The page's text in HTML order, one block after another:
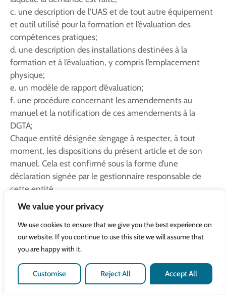
We value your privacy
We use cookies to ensure that we give you the best experience on
our website. If you continue to use this site we will assume that
you are happy with it.
Customise Reject All Accept All
c. une description de l’UAS et de tout autre équipement
et outil utilisé pour la formation et l’évaluation des
compétences pratiques;
d. une description des installations destinées à la
formation et à l’évaluation, y compris l’emplacement
physique;
e. un modèle de rapport d’évaluation;
f. une procédure concernant les amendements au
manuel et la notification de ces amendements à la
DGTA;
Chaque entité désignée s’engage à respecter, à tout
moment, les dispositions du présent article et de son
manuel. Cela est confirmé sous la forme d’une
déclaration signée par le gestionnaire responsable de
cette entité.
§ 2. Chaque entité désignée produit un rapport
d’évaluation après avoir effectué l’évaluation des
compétences incluant au moins les éléments suivants :
1° l’identité de l’élève-pilote à distance;
2° l’identité de la personne responsable de l’évaluation
des compétences de l’élève-pilote à distance;
3° l’identification de la formation pour laquelle